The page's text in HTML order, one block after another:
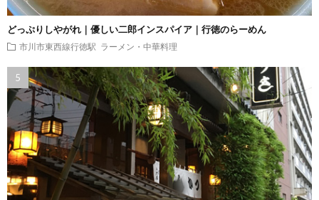
どっぷりしやがれ｜優しい二郎インスパイア｜行徳のらーめん
市川市東西線行徳駅 ラーメン・中華料理